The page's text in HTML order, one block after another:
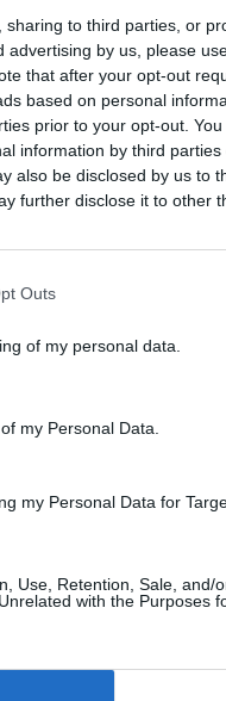
to third parties, or
advertising by us, please
that after your opt-out
based on personal
prior to your opt-out.
information by third parties
also be disclosed by us to
further disclose it to other
Outs
of my personal data.
my Personal Data.
my Personal Data for
Use, Retention, Sale, and/
with the Purposes